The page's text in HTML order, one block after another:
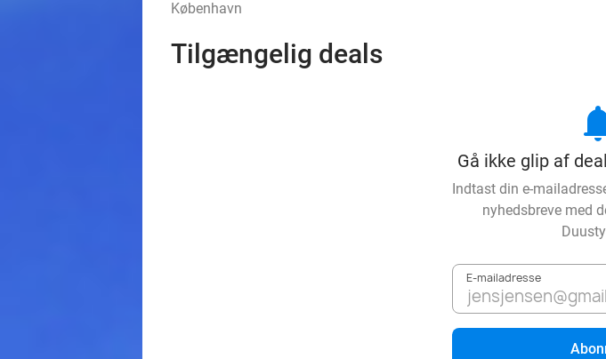
København
Tilgængelig deals
Gå ikke glip af
Indtast din e-
nyhedsbreve med
E-mailadresse